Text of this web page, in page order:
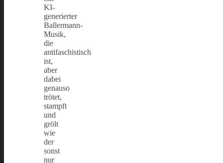
KI-
generierter
Ballermann-
Musik,
die
antifaschistisch
ist,
aber
dabei
genauso
trötet,
stampft
und
grölt
wie
der
sonst
nur